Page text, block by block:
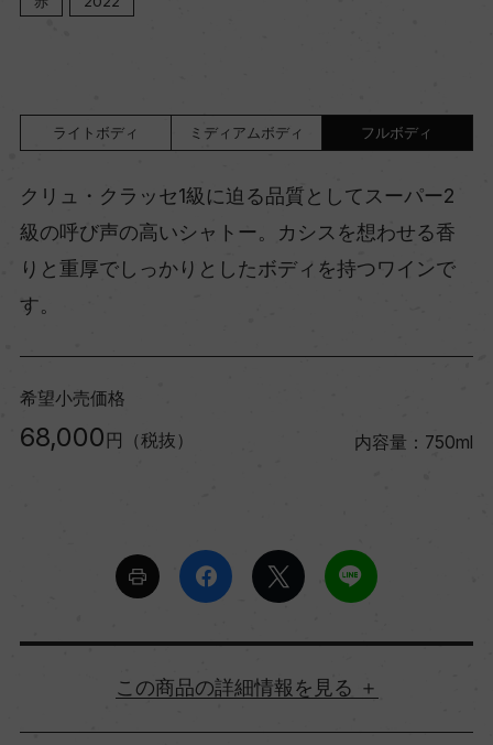
ライトボディ ミディアムボディ フルボディ
クリュ・クラッセ1級に迫る品質としてスーパー2
級の呼び声の高いシャトー。カシスを想わせる香
りと重厚でしっかりとしたボディを持つワインで
す。
希望小売価格
68,000 円（税抜） 内容量：750ml
詳細情報